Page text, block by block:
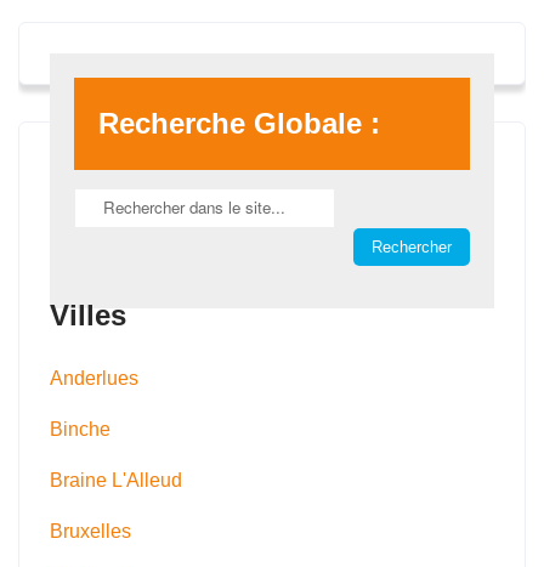
Recherche Globale :
Villes
Anderlues
Binche
Braine L'Alleud
Bruxelles